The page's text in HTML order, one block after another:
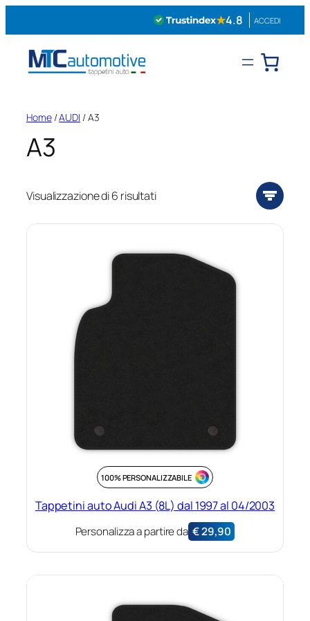
★4.8 ACCEDI
Home/AUDI / A3
A3
Visualizzazione di 6 risultati
100% PERSONALIZZABILE
Tappetini auto Audi A3 (8L) dal 1997 al 04/2003
Personalizza a partire da €29,90